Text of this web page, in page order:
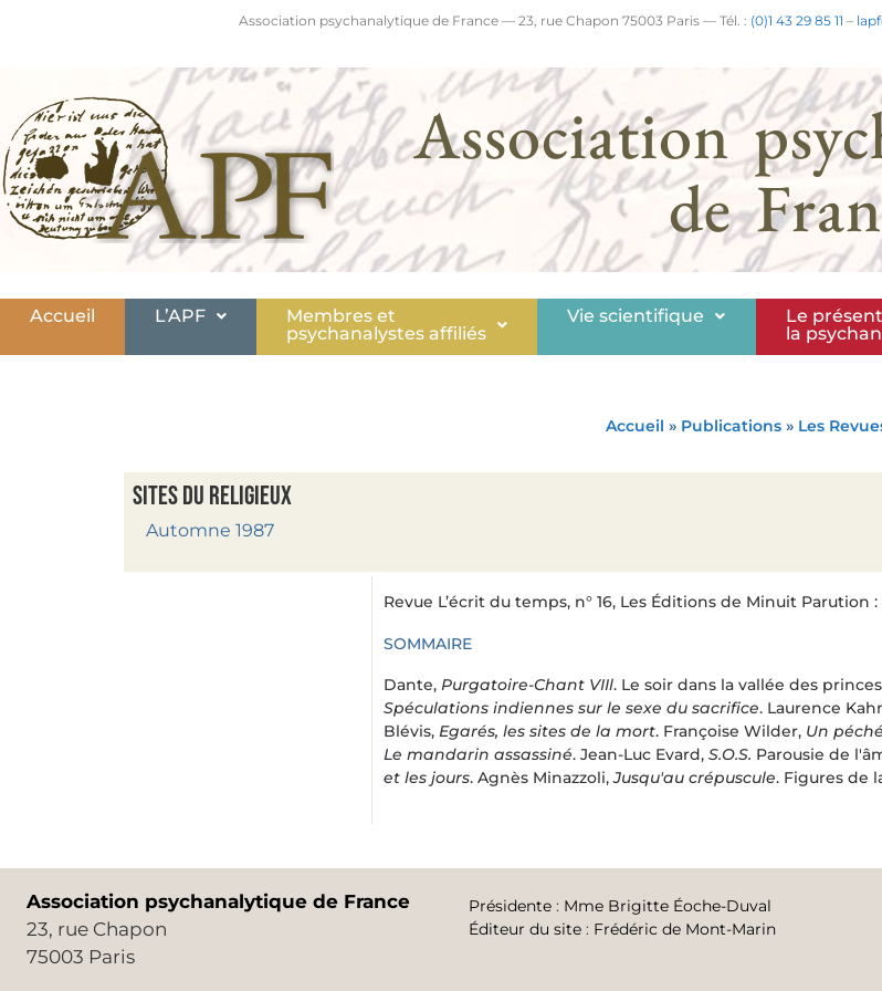
Association psychanalytique de France — 23, rue Chapon 75003 Paris — Tél. : (0)1 43 29 85 11 –
Association
de
Accueil L’APF
Membres et
psychanalystes affiliés
Vie scientifique
Le
la
Accueil » Publications » Les
Sites du religieux
Automne 1987
Revue L’écrit du temps, n° 16, Les Éditions de Minuit Parution :
SOMMAIRE
Dante, Purgatoire-Chant VIIl. Le soir dans la vallée des
Spéculations indiennes sur le sexe du sacrifice. Laurence
Blévis, Egarés, les sites de la mort. Françoise Wilder, Un
Le mandarin assassiné. Jean-Luc Evard, S.O.S. Parousie de
et les jours. Agnès Minazzoli,Jusqu'au crépuscule. Figures de
Association psychanalytique de France
23, rue Chapon
75003 Paris
Présidente: Mme Brigitte Éoche-Duval
Éditeur du site: Frédéric de Mont-Marin